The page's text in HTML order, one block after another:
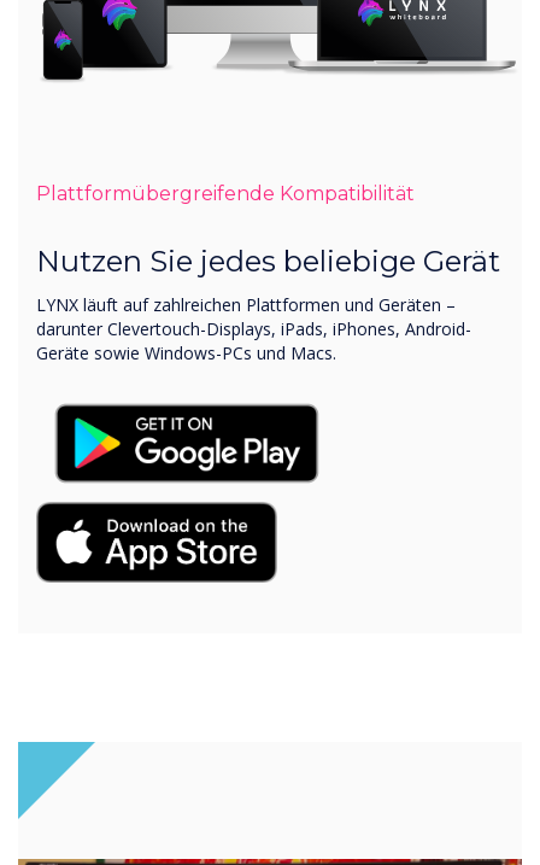
Plattformübergreifende Kompatibilität
Nutzen Sie jedes beliebige Gerät
LYNX läuft auf zahlreichen Plattformen und Geräten –
darunter Clevertouch-Displays, iPads, iPhones, Android-
Geräte sowie Windows-PCs und Macs.